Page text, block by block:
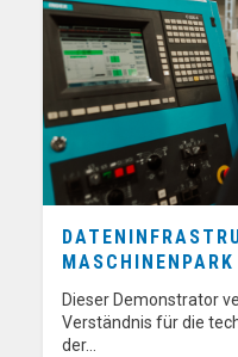
MASCHINENPARK
Dieser Demonstrator
Verständnis für die
der…